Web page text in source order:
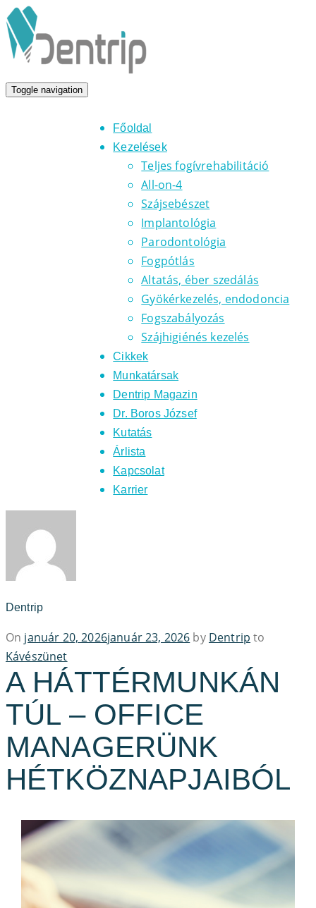
Toggle navigation
Főoldal
Kezelések
Teljes fogívrehabilitáció
All-on-4
Szájsebészet
Implantológia
Parodontológia
Fogpótlás
Altatás, éber szedálás
Gyökérkezelés, endodoncia
Fogszabályozás
Szájhigiénés kezelés
Cikkek
Munkatársak
Dentrip Magazin
Dr. Boros József
Kutatás
Árlista
Kapcsolat
Karrier
Dentrip
On Posted
on
január 20, 2026január 23, 2026 by Dentrip to
Kávészünet
A HÁTTÉRMUNKÁN
TÚL – OFFICE
MANAGERÜNK
HÉTKÖZNAPJAIBÓL